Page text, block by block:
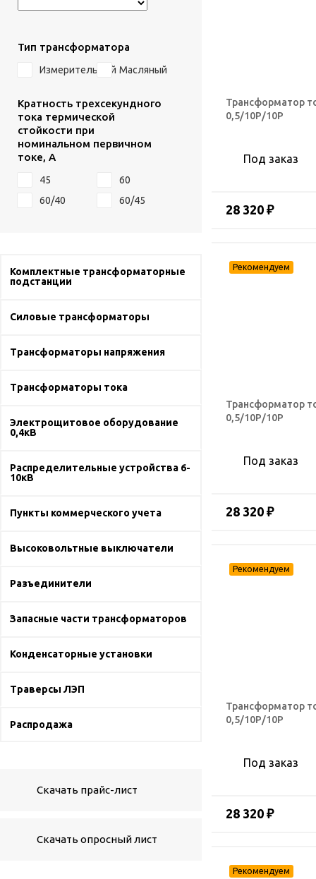
Тип трансформатора
Измерительный Масляный
Кратность трехсекундного
тока термической
стойкости при
номинальном первичном
токе, А
45
60
60/40
60/45
Комплектные трансформаторные
подстанции
Силовые трансформаторы
Трансформаторы напряжения
Трансформаторы тока
Электрощитовое оборудование
0,4кВ
Распределительные устройства 6-
10кВ
Пункты коммерческого учета
Высоковольтные выключатели
Разъединители
Запасные части трансформаторов
Конденсаторные установки
Траверсы ЛЭП
Распродажа
Скачать прайс-лист
Скачать опросный лист
Трансформатор
0,5/10Р/10Р
Под заказ
28 320 ₽
Трансформатор
0,5/10Р/10Р
Под заказ
28 320 ₽
Трансформатор
0,5/10Р/10Р
Под заказ
28 320 ₽